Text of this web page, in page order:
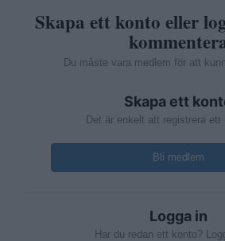
Skapa ett konto eller
Du måste vara medlem för att
Skapa ett
Det är enkelt att registrera ett
Bli medlem
Logga in
Har du redan ett konto?